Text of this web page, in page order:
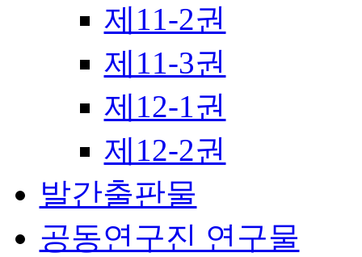
제11-2권
제11-3권
제12-1권
제12-2권
발간출판물
공동연구진 연구물